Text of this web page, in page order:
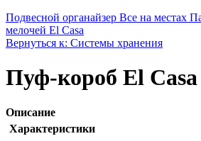
Подвесной органайзер Все на местах
мелочей El Casa
Вернуться к: Системы хранения
Пуф-короб El Casa
Описание
Характеристики